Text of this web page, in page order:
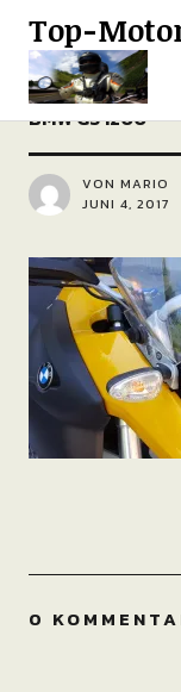
Top-
BMW GS 1200
VON MARIO
JUNI 4, 2017
0